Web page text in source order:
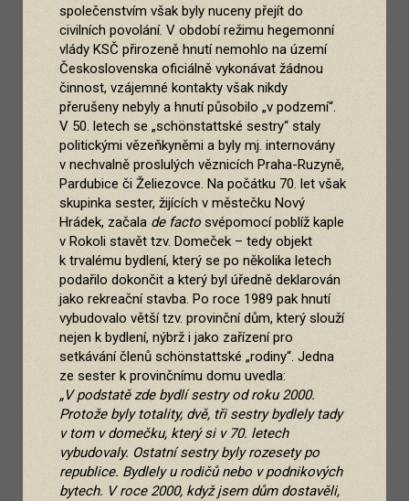
společenstvím však byly nuceny přejít do
civilních povolání. V období režimu hegemonní
vlády KSČ přirozeně hnutí nemohlo na území
Československa oficiálně vykonávat žádnou
činnost, vzájemné kontakty však nikdy
přerušeny nebyly a hnutí působilo „v podzemí“.
V 50. letech se „schönstattské sestry“ staly
politickými vězeňkyněmi a byly mj. internovány
v nechvalně proslulých věznicích Praha-Ruzyně,
Pardubice či Želiezovce. Na počátku 70. let však
skupinka sester, žijících v městečku Nový
Hrádek, začala de facto svépomocí poblíž kaple
v Rokoli stavět tzv. Domeček – tedy objekt
k trvalému bydlení, který se po několika letech
podařilo dokončit a který byl úředně deklarován
jako rekreační stavba. Po roce 1989 pak hnutí
vybudovalo větší tzv. provinční dům, který slouží
nejen k bydlení, nýbrž i jako zařízení pro
setkávání členů schönstattské „rodiny“. Jedna
ze sester k provinčnímu domu uvedla:
„V podstatě zde bydlí sestry od roku 2000.
Protože byly totality, dvě, tři sestry bydlely tady
v tom v domečku, který si v 70. letech
vybudovaly. Ostatní sestry byly rozesety po
republice. Bydlely u rodičů nebo v podnikových
bytech. V roce 2000, když jsem dům dostavěli,